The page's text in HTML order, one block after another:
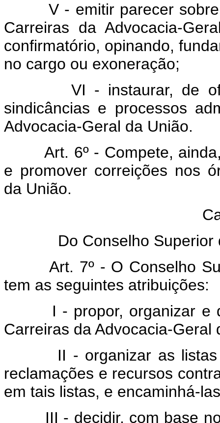
V - emitir parecer
Carreiras da Advocacia-
confirmatório, opinando,
no cargo ou exoneração;
VI - instaurar, de
sindicâncias e processos
Advocacia-Geral da União.
Art. 6º - Compete,
e promover correições nos
da União.
Do Conselho
Art. 7º - O Conselho
tem as seguintes atribuições:
I - propor, organizar e
Carreiras da Advocacia-Geral
II - organizar as
reclamações e recursos
em tais listas, e encaminhá-
III - decidir, com base